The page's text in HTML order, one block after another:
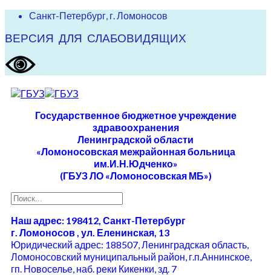
Санкт-Петербург, г. Ломоносов
ВЕРСИЯ ДЛЯ СЛАБОВИДЯЩИХ
Государственное бюджетное учреждение
здравоохранения
Ленинградской области
«Ломоносовская межрайонная больница
им.И.Н.Юдченко»
(ГБУЗ ЛО «Ломоносовская МБ»)
Наш адрес: 198412, Санкт-Петербург
г. Ломоносов , ул. Еленинская, 13
Юридический адрес: 188507, Ленинградская область,
Ломоносовский муниципальный район, г.п.Аннинское,
гп. Новоселье, наб. реки Кикенки, зд. 7